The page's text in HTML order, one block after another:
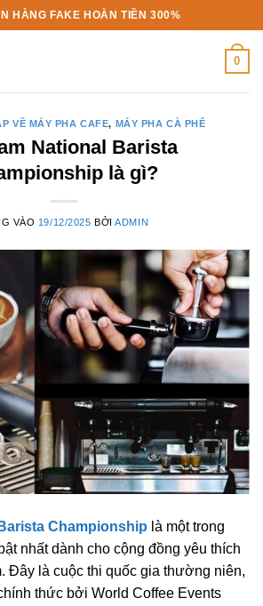
HÀNG FAKE HOÀN TIỀN 300%
0
VỀ MÁY PHA CAFE, MÁY PHA CÀ PHÊ
National Barista
là gì?
VÀO 19/12/2025 BỞIADMIN
Championship là một trong
nhất dành cho cộng đồng yêu thích
Đây là cuộc thi quốc gia thường niên,
thức bởi World Coffee Events